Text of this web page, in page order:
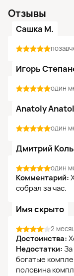
Отзывы
Сашка М.
Игорь
один
Anatoly
один
Дмитрий
один
Комментарий:
собрал за час.
Имя скрыто
2
Достоинства:
Недостатки:
богатые
половина